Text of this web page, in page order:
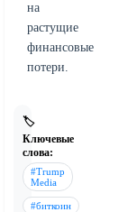
на
растущие
финансовые
потери.
🏷️
Ключевые
слова:
#Trump
Media
#биткоин